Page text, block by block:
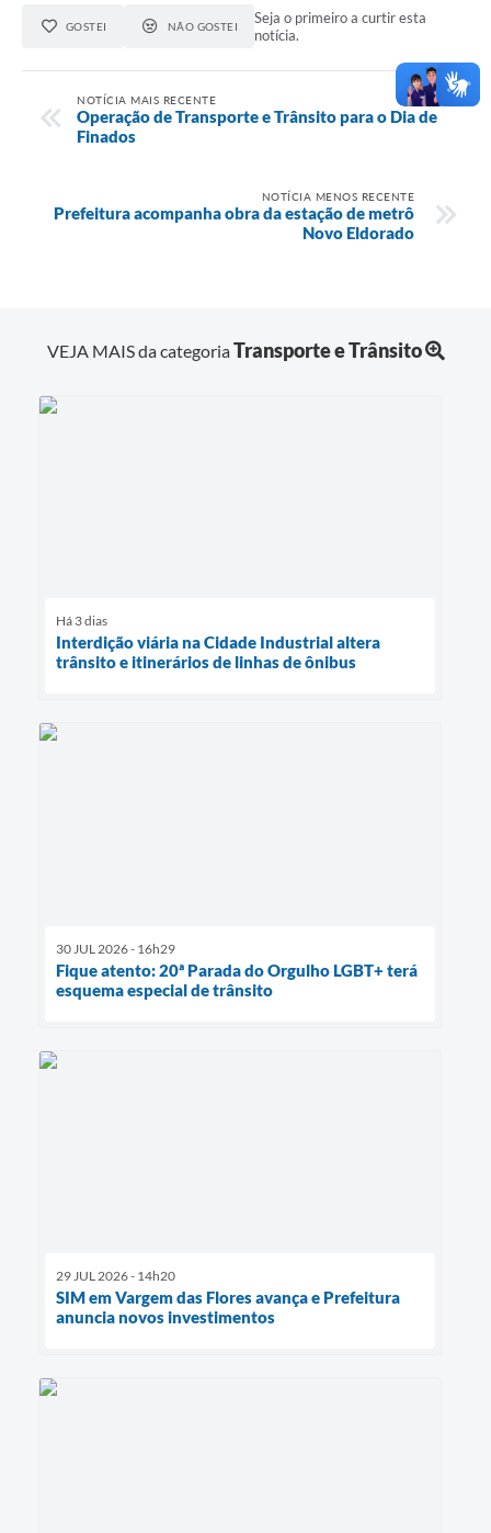
GOSTEI NÃO GOSTEI
Seja o primeiro a curtir esta
notícia.
NOTÍCIA MAIS RECENTE
Operação de Transporte e Trânsito para o Dia de
Finados
NOTÍCIA MENOS RECENTE
Prefeitura acompanha obra da estação de metrô
Novo Eldorado
VEJA MAIS da categoriaTransporte e Trânsito
Há 3 dias
Interdição viária na Cidade Industrial altera
trânsito e itinerários de linhas de ônibus
30 JUL 2026 - 16h29
Fique atento: 20ª Parada do Orgulho LGBT+ terá
esquema especial de trânsito
29 JUL 2026 - 14h20
SIM em Vargem das Flores avança e Prefeitura
anuncia novos investimentos